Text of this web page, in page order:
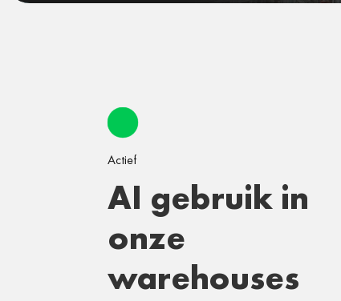
Actief
AI gebruik in
onze
warehouses